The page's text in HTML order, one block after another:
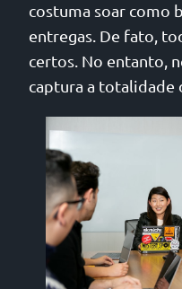
costuma soar como
entregas. De fato,
certos. No entanto,
captura a totalidade